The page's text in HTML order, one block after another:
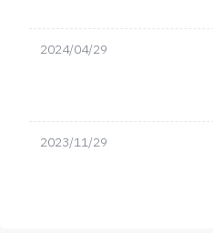
2024/04/29
2023/11/29